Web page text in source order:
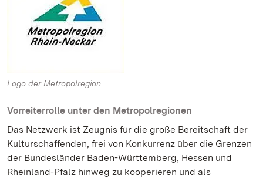
Logo der Metropolregion.
Vorreiterrolle unter den Metropolregionen
Das Netzwerk ist Zeugnis für die große Bereitschaft der
Kulturschaffenden, frei von Konkurrenz über die Grenzen
der Bundesländer Baden-Württemberg, Hessen und
Rheinland-Pfalz hinweg zu kooperieren und als